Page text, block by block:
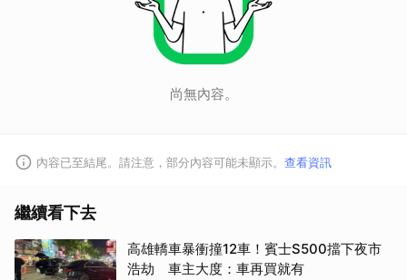
尚無內容。
內容已至結尾。請注意，部分內容可能未顯示。 查看資訊
繼續看下去
高雄轎車暴衝撞12車！賓士S500擋下夜市
浩劫 車主大度：車再買就有